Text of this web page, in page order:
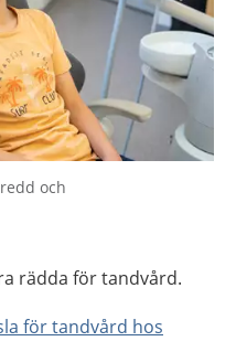
och
rädda för tandvård.
för tandvård hos